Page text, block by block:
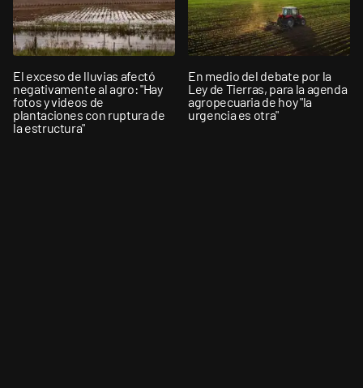
El exceso de lluvias afectó
negativamente al agro: "Hay
fotos y videos de
plantaciones con ruptura de
la estructura"
En medio del debate por la
Ley de Tierras, para la agenda
agropecuaria de hoy "la
urgencia es otra"